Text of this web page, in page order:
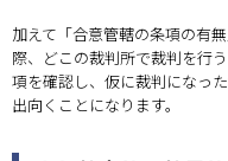
加えて「合意管轄の条項の有
際、どこの裁判所で裁判を行
項を確認し、仮に裁判になっ
出向くことになります。